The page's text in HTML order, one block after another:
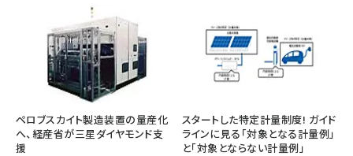
ペロブスカイト製造装置の量産化
へ、経産省が三星ダイヤモンド支
援
スタートした特定計量制度! ガイド
ラインに見る「対象となる計量例」
と「対象とならない計量例」